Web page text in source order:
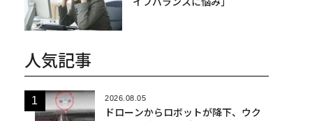
人気記事
2026.08.05
ドローンからロボットが降下、ウク